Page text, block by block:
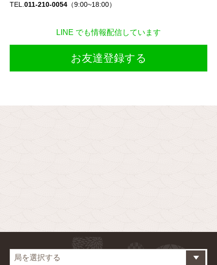
TEL. 011-210-0054 （9:00~18:00）
LINE でも情報配信しています
お友達登録する